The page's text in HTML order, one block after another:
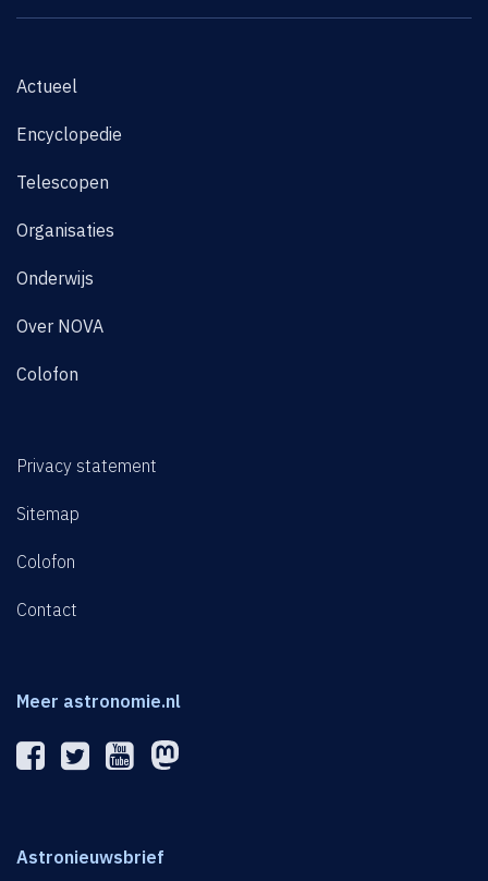
Actueel
Encyclopedie
Telescopen
Organisaties
Onderwijs
Over NOVA
Colofon
Privacy statement
Sitemap
Colofon
Contact
Meer astronomie.nl
Astronieuwsbrief